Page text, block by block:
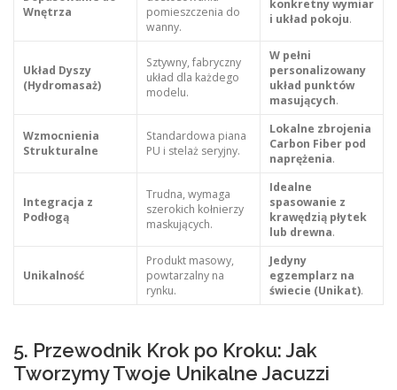
Wnętrza
pomieszczenia do
wanny.
konkretny wymiar
i układ pokoju.
Układ Dyszy
(Hydromasaż)
Sztywny, fabryczny
układ dla każdego
modelu.
W pełni
personalizowany
układ punktów
masujących.
Wzmocnienia
Strukturalne
Standardowa piana
PU i stelaż seryjny.
Lokalne zbrojenia
Carbon Fiber pod
naprężenia.
Integracja z
Podłogą
Trudna, wymaga
szerokich kołnierzy
maskujących.
Idealne
spasowanie z
krawędzią płytek
lub drewna.
Unikalność
Produkt masowy,
powtarzalny na
rynku.
Jedyny
egzemplarz na
świecie (Unikat).
5. Przewodnik Krok po Kroku: Jak
Tworzymy Twoje Unikalne Jacuzzi